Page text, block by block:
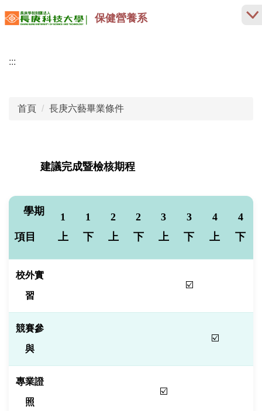
跳
到
內
保健營養系
:::
首頁 長庚六藝畢業條件
建議完成暨檢核期程
學期
項目
1
上
1
下
2
上
2
下
3
上
3
下
4
上
4
下
校外實
習
☑️
競賽參
與
☑️
專業證
照
☑️